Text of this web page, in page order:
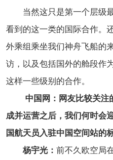
当然这只是第一个层级
看到的这一类的国际合作。
外乘组乘坐我们神舟飞船的
访，以及包括国外的舱段作
这样一些级别的合作。
中国网：网友比较关注
成并运营之后，我们何时会
国航天员入驻中国空间站的
杨宇光： 前不久欧空局